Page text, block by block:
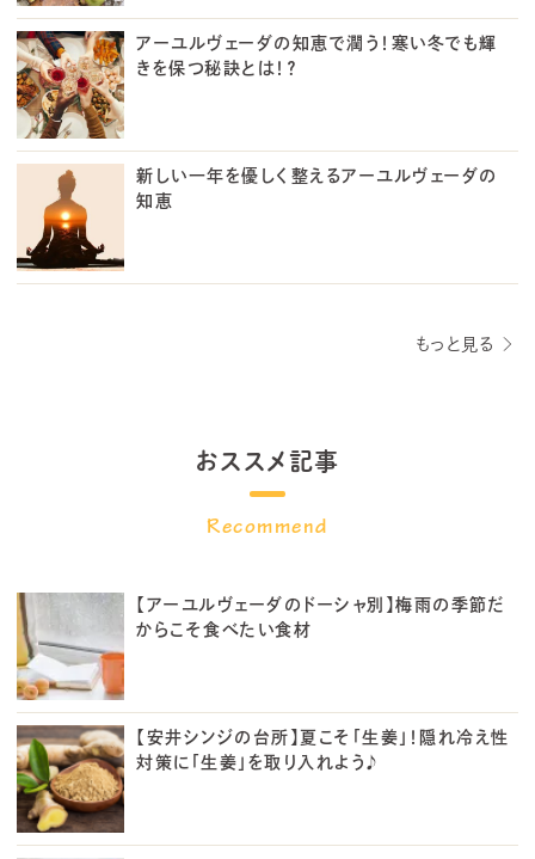
アーユルヴェーダの知恵で潤う！寒い冬でも輝
きを保つ秘訣とは！？
新しい一年を優しく整えるアーユルヴェーダの
知恵
もっと見る
おススメ記事
【アーユルヴェーダのドーシャ別】梅雨の季節だ
からこそ食べたい食材
【安井シンジの台所】夏こそ「生姜」！隠れ冷え性
対策に「生姜」を取り入れよう♪